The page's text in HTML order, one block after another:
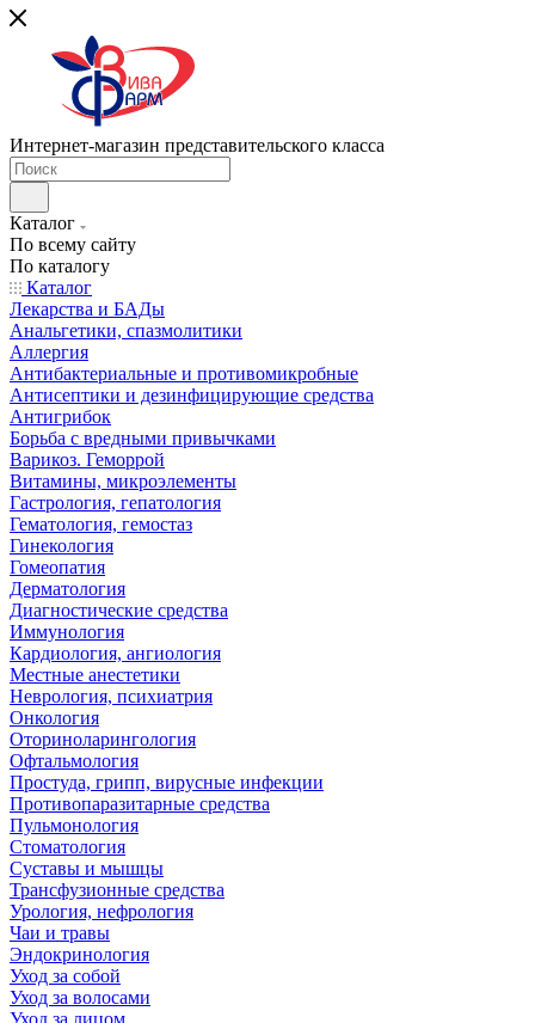
Интернет-магазин представительского класса
Каталог
По всему сайту
По каталогу
Каталог
Лекарства и БАДы
Анальгетики, спазмолитики
Аллергия
Антибактериальные и противомикробные
Антисептики и дезинфицирующие средства
Антигрибок
Борьба с вредными привычками
Варикоз. Геморрой
Витамины, микроэлементы
Гастрология, гепатология
Гематология, гемостаз
Гинекология
Гомеопатия
Дерматология
Диагностические средства
Иммунология
Кардиология, ангиология
Местные анестетики
Неврология, психиатрия
Онкология
Оториноларингология
Офтальмология
Простуда, грипп, вирусные инфекции
Противопаразитарные средства
Пульмонология
Стоматология
Суставы и мышцы
Трансфузионные средства
Урология, нефрология
Чаи и травы
Эндокринология
Уход за собой
Уход за волосами
Уход за лицом